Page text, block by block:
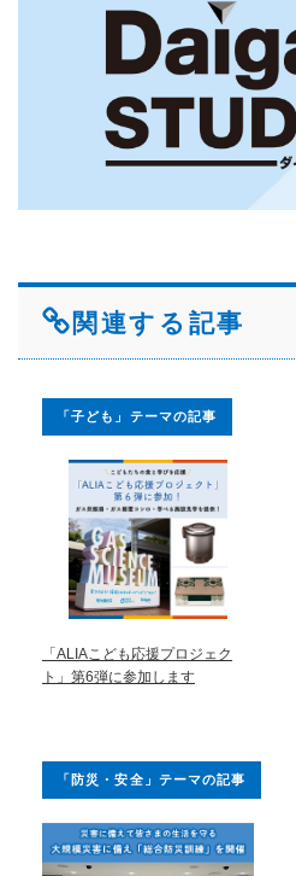
関連する記事
「子ども」テーマの記事
「ALIAこども応援プロジェク
ト」第6弾に参加します
「防災・安全」テーマの記事